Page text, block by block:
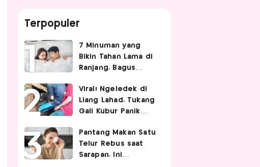
Terpopuler
7 Minuman yang
Bikin Tahan Lama di
Ranjang, Bagus
Hubungan Intim
Viral! Ngeledek di
Liang Lahad, Tukang
Gali Kubur Panik
Pantang Makan Satu
Telur Rebus saat
Sarapan, Ini